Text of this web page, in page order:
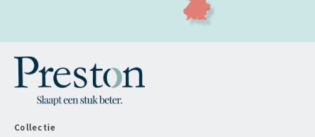
Collectie